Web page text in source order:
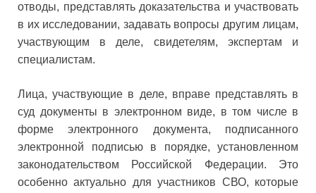
отводы, представлять доказательства и участвовать
в их исследовании, задавать вопросы другим лицам,
участвующим в деле, свидетелям, экспертам и
специалистам.
Лица, участвующие в деле, вправе представлять в
суд документы в электронном виде, в том числе в
форме электронного документа, подписанного
электронной подписью в порядке, установленном
законодательством Российской Федерации. Это
особенно актуально для участников СВО, которые